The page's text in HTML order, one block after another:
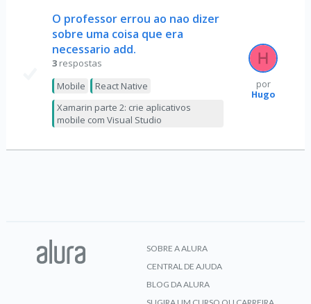
O professor errou ao nao dizer
sobre uma coisa que era
necessario add.
3 respostas
Mobile
React Native
Xamarin parte 2: crie aplicativos
mobile com Visual Studio
por
Hugo
SOBRE A ALURA
CENTRAL DE AJUDA
BLOG DA ALURA